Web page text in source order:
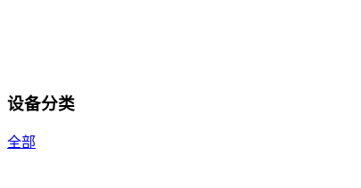
设备分类
全部